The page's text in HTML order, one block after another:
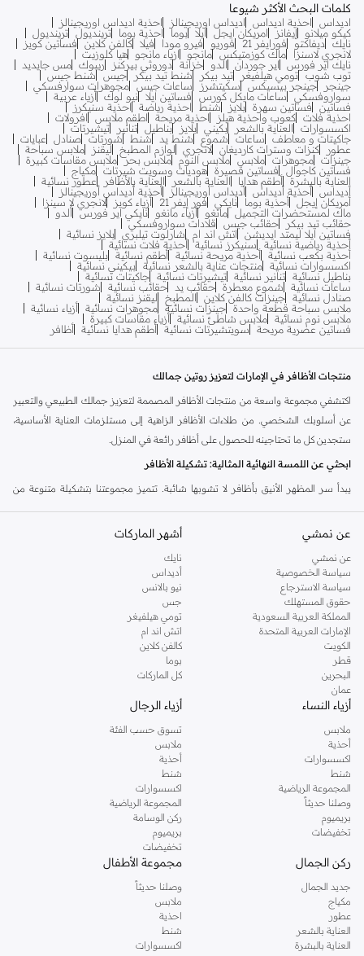
كلمات البحث الأكثر شيوعا
اديداس احذية اديداس اديداس اوريجينالز
احذية اديداس اوريجينالز
كيكو ميلانو
إيفانز امريكان ايجل ايلا بوما احذية بوما ترينديول ترينديول
نايك ديفاكتو فورايفر 21 فوريو فيرو مودا فيلا كالفن كلاين فساتين كويز
لانجري لاسنزا
ماك كوزمتيكس مانجو ازياء مانجو
هيا كلوزيت
نايك اير فورس
اير جوردان الدو خزانة دوروثي بيركنز ريبوك مس جايديد
توب شوب تومي هيلفيغر تيد بيكر شنط تيد بيكر جيس
شنط جيس
جينجر
جينجر بيسيكس سكيتشرز ساعات جيس مجوهرات سوارفسكي
سواروفسكي
ساعات مايكل كورس فساتين ايلا نيو لوك أزياء عربية
فساتين
فساتين سهرة بلايز شنط احذية رياضة
احذية سنيكرز
احذية فلات كعوب واحذية هيلز احذية مريحة اطقم ملابس
افرولات
اكسسوارات
العناية بالشعر بكيني بلايز بناطيل تنانير
تيشيرتات
جاكيتات و معاطف
ساعات شموع شنط يد شنط شورتات صنادل
عبايات
عطور
كنزات وسترات كارديغان لانجري لوازم المطبخ ليقنز
ملابس سباحة
جينزات مجوهرات ملابس ملابس النوم ملابس بحر ملابس مقاسات كبيرة
فساتين كاجوال
فساتين قصيرة هوديات وسويت شيرتات مكياج
العناية بالبشرة أطقم هدايا العناية بالشعر العناية بالأظافر
عطور نسائية
أديداس أحذية أديداس أديداس أوريجينالز
أحذية أديداس أوريجينالز
أمريكان إيجل أحذية بوما نايكي فور إيفر 21 أزياء كويز
لانجري لا سينزا
ماك لمستحضرات التجميل مانغو أزياء مانغو نايكي اير فورس ألدو
حقائب تيد بيكر
حقائب جيس
قلادات سواروفسكي
فساتين ايلا ليمتد ايديشن
اتش اند ام شارلوت تيلبري بلايز نسائية
أحذية رياضية نسائية
سنيكرز نسائية أحذية فلات نسائية
أحذية بكعب نسائية أحذية مريحة نسائية أطقم نسائية بليسوت نسائية
اكسسوارات نسائية منتجات عناية بالشعر نسائية بيكيني نسائية
بناطيل نسائية تنانير نسائية تيشيرتات نسائية جاكيتات نسائية
ساعات نسائية
شموع معطرة حقائب يد حقائب نسائية
شورتات نسائية
صنادل نسائية جينزات كالفن كلاين المطبخ
ليقنز نسائية
ملابس سباحة قطعة واحدة جينزات نسائية مجوهرات نسائية أزياء نسائية
ملابس نوم نسائية ملابس شاطئ نسائية أزياء مقاسات كبيرة
فساتين عصرية مريحة
سويتشيرتات نسائية أطقم هدايا نسائية أظافر
منتجات الأظافر في الإمارات لتعزيز روتين جمالك
اكتشفي مجموعة واسعة من منتجات الأظافر المصممة لتعزيز جمالك الطبيعي والتعبير
عن أسلوبك الشخصي. من طلاءات الأظافر الزاهية إلى مستلزمات العناية الأساسية،
ستجدين كل ما تحتاجينه للحصول على أظافر رائعة في المنزل.
ابحثي عن اللمسة النهائية المثالية: تشكيلة الأظافر
يبدأ سر المظهر الأنيق بأظافر لا تشوبها شائبة. تتميز مجموعتنا بتشكيلة متنوعة من
النهائية المتاحة.
طلاءات الأظافر واللكرات
عبري عن نفسك من خلال مجموعتنا الواسعة من طلاءات الأظافر. اختاري من بين طيف
واسع من الألوان واللمسات النهائية والتركيبات لإنشاء أي إطلالة ترغبين بها.
كريمي كلاسيكي:لمسات نهائية ناعمة وغير شفافة بكل درجات الألوان التي يمكن
تخيلها.
لامع وبراق:
أضيفي البريق والبعد بتأثيرات مبهرة.
لمسات نهائية مطفية:
أساسيات العناية بالأظافر
حافظي على أظافرك صحية وقوية مع مجموعتنا من منتجات العناية الأساسية. العناية
السليمة هي أساس الأظافر الجميلة.
طبقات أساسية:
تحمي ظفرك الطبيعي وتحسن التصاق الطلاء.
طبقات علوية:
تثبت اللون، تضيف لمعانًا، وتمنع التقشر.
مقويات الأظافر:
تقوي الأظافر الضعيفة أو الهشة.
علاجات الجلد حول الأظافر:
تغذي وترطب الجلد حول الأظافر لمظهر نظيف.
مزيلات الطلاء:
تركيبات لطيفة وفعالة لتنظيف أظافرك.
فن الأظافر والإكسسوارات
عن نمشي
عن نمشي
سياسة الخصوصية
سياسة الاسترجاع
حقوق المستهلك
المملكة العربية السعودية
الإمارات العربية المتحدة
الكويت
قطر
البحرين
عمان
أشهر الماركات
نايك
أديداس
نيو بالانس
جس
تومي هيلفيغر
اتش اند ام
كالفن كلاين
بوما
كل الماركات
أزياء النساء
ملابس
أحذية
اكسسوارات
شنط
المجموعة الرياضية
وصلنا حديثاً
بريميوم
تخفيضات
أزياء الرجال
تسوق حسب الفئة
ملابس
أحذية
شنط
اكسسوارات
المجموعة الرياضية
ركن الوسامة
بريميوم
تخفيضات
ركن الجمال
جديد الجمال
مكياج
عطور
العناية بالشعر
العناية بالبشرة
مجموعة الأطفال
وصلنا حديثاً
ملابس
احذية
شنط
اكسسوارات